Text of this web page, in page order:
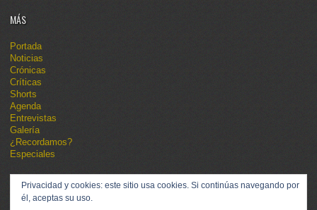
MÁS
Portada
Noticias
Crónicas
Críticas
Shorts
Agenda
Entrevistas
Galería
¿Recordamos?
Especiales
Privacidad y cookies: este sitio usa cookies. Si continúas navegando por
él, aceptas su uso.